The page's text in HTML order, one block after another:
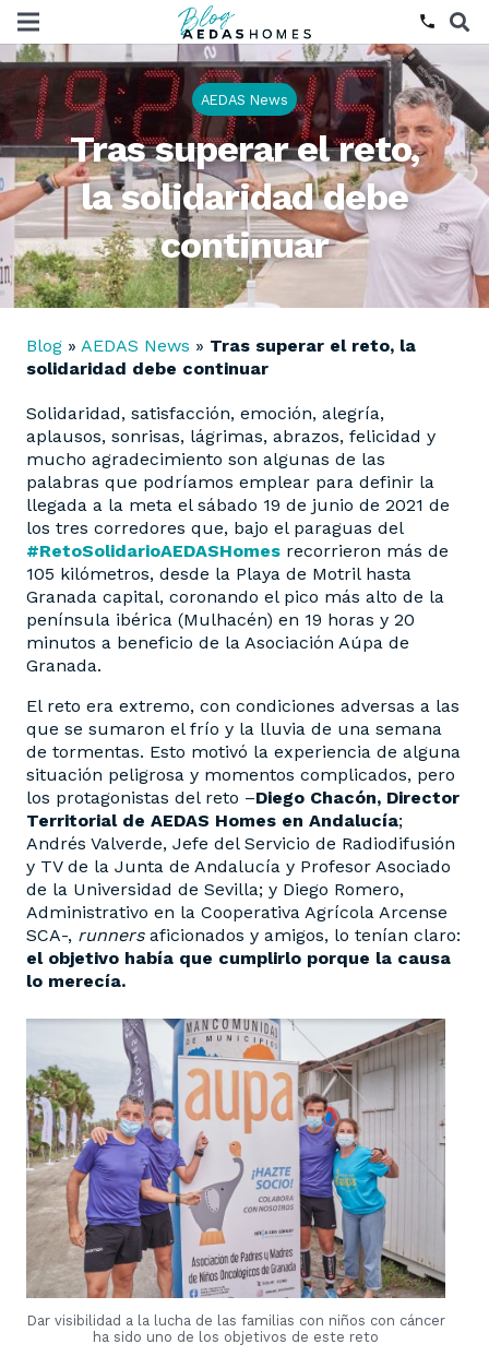
phone
AEDAS News
Tras superar el reto,
la solidaridad debe
continuar
Blog » AEDAS News » Tras superar el reto, la
solidaridad debe continuar
Solidaridad, satisfacción, emoción, alegría,
aplausos, sonrisas, lágrimas, abrazos, felicidad y
mucho agradecimiento son algunas de las
palabras que podríamos emplear para definir la
llegada a la meta el sábado 19 de junio de 2021 de
los tres corredores que, bajo el paraguas del
#RetoSolidarioAEDASHomes recorrieron más de
105 kilómetros, desde la Playa de Motril hasta
Granada capital, coronando el pico más alto de la
península ibérica (Mulhacén) en 19 horas y 20
minutos a beneficio de la Asociación Aúpa de
Granada.
El reto era extremo, con condiciones adversas a las
que se sumaron el frío y la lluvia de una semana
de tormentas. Esto motivó la experiencia de alguna
situación peligrosa y momentos complicados, pero
los protagonistas del reto –Diego Chacón, Director
Territorial de AEDAS Homes en Andalucía;
Andrés Valverde, Jefe del Servicio de Radiodifusión
y TV de la Junta de Andalucía y Profesor Asociado
de la Universidad de Sevilla; y Diego Romero,
Administrativo en la Cooperativa Agrícola Arcense
SCA-, runnersaficionados y amigos, lo tenían claro:
el objetivo había que cumplirlo porque la causa
lo merecía.
Dar visibilidad a la lucha de las familias con niños con cáncer
ha sido uno de los objetivos de este reto